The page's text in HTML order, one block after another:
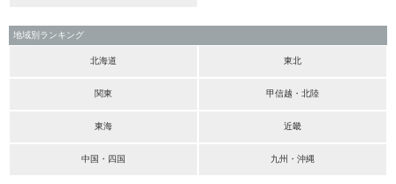
地域別ランキング
北海道 東北
関東 甲信越・北陸
東海 近畿
中国・四国 九州・沖縄